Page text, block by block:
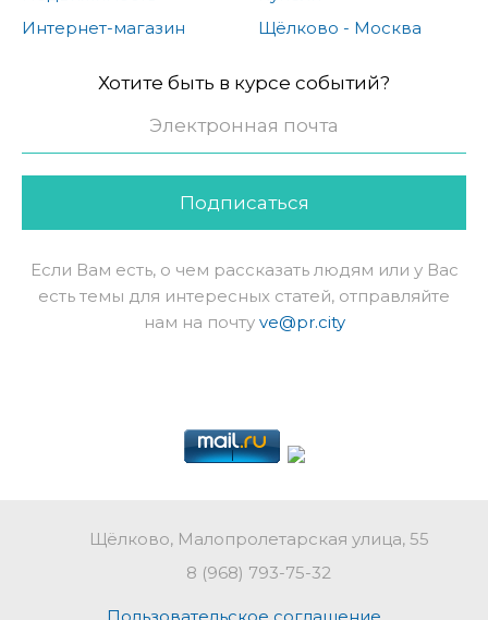
Интернет-магазин
Щёлково - Москва
Хотите быть в курсе событий?
Подписаться
Если Вам есть, о чем рассказать людям или у Вас
есть темы для интересных статей, отправляйте
нам на почту ve@pr.city
Щёлково, Малопролетарская улица, 55
8 (968) 793-75-32
Пользовательское соглашение